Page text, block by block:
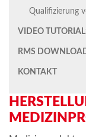
Qualifizierung
VIDEO
RMS
KONTAKT